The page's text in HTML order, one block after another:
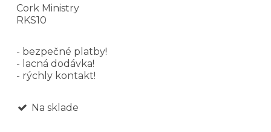
Cork Ministry
RKS10
- bezpečné platby!
- lacná dodávka!
- rýchly kontakt!
Na sklade